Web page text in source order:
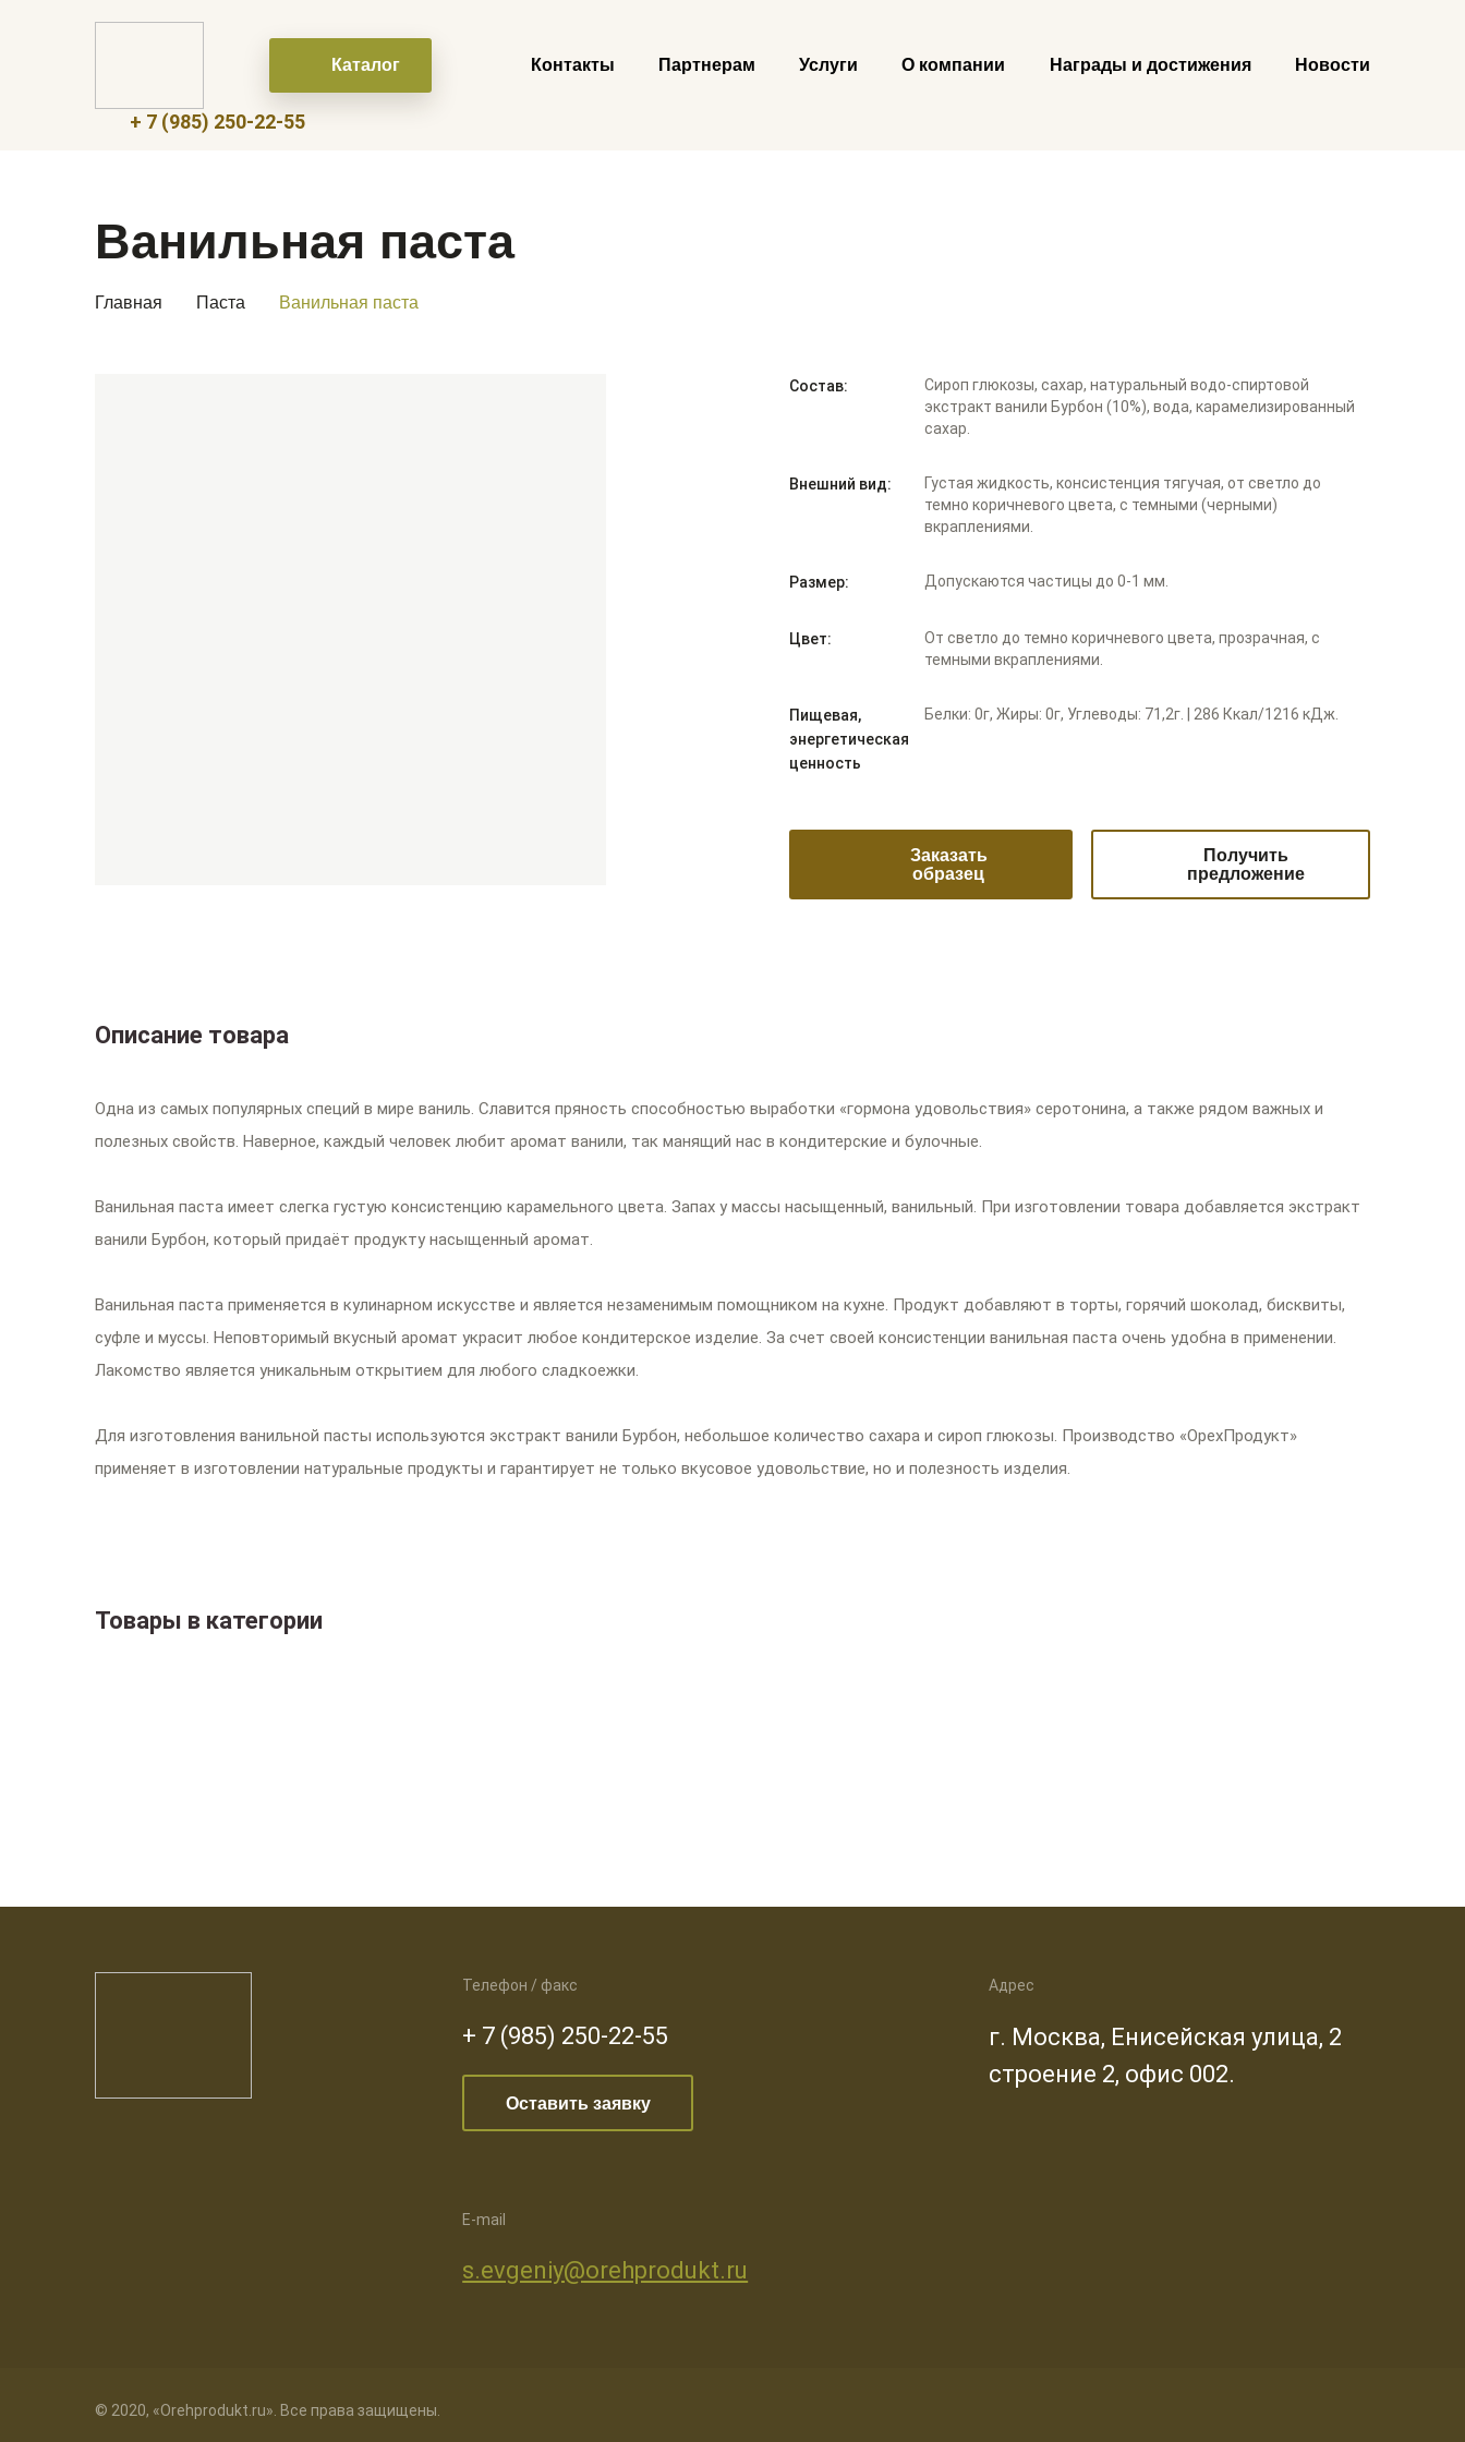
Каталог Контакты Партнерам Услуги О компании Награды и достижения Новости
+ 7 (985) 250-22-55
Ванильная паста
Главная Паста Ванильная паста
Состав:
Сироп глюкозы, сахар, натуральный водо-спиртовой
экстракт ванили Бурбон (10%), вода, карамелизированный
сахар.
Внешний вид:
Густая жидкость, консистенция тягучая, от светло до
темно коричневого цвета, с темными (черными)
вкраплениями.
Размер: Допускаются частицы до 0-1 мм.
Цвет:
От светло до темно коричневого цвета, прозрачная, с
темными вкраплениями.
Пищевая,
энергетическая
ценность
Белки: 0г, Жиры: 0г, Углеводы: 71,2г. | 286 Ккал/1216 кДж.
Заказать
образец
Получить
предложение
Описание товара
Одна из самых популярных специй в мире ваниль. Славится пряность способностью выработки «гормона удовольствия» серотонина, а также рядом важных и
полезных свойств. Наверное, каждый человек любит аромат ванили, так манящий нас в кондитерские и булочные.
Ванильная паста имеет слегка густую консистенцию карамельного цвета. Запах у массы насыщенный, ванильный. При изготовлении товара добавляется экстракт
ванили Бурбон, который придаёт продукту насыщенный аромат.
Ванильная паста применяется в кулинарном искусстве и является незаменимым помощником на кухне. Продукт добавляют в торты, горячий шоколад, бисквиты,
суфле и муссы. Неповторимый вкусный аромат украсит любое кондитерское изделие. За счет своей консистенции ванильная паста очень удобна в применении.
Лакомство является уникальным открытием для любого сладкоежки.
Для изготовления ванильной пасты используются экстракт ванили Бурбон, небольшое количество сахара и сироп глюкозы. Производство «ОрехПродукт»
применяет в изготовлении натуральные продукты и гарантирует не только вкусовое удовольствие, но и полезность изделия.
Товары в категории
Телефон / факс
+ 7 (985) 250-22-55
Оставить заявку
E-mail
s.evgeniy@orehprodukt.ru
Адрес
г. Москва, Енисейская улица, 2
строение 2, офис 002.
© 2020, «Orehprodukt.ru». Все права защищены.